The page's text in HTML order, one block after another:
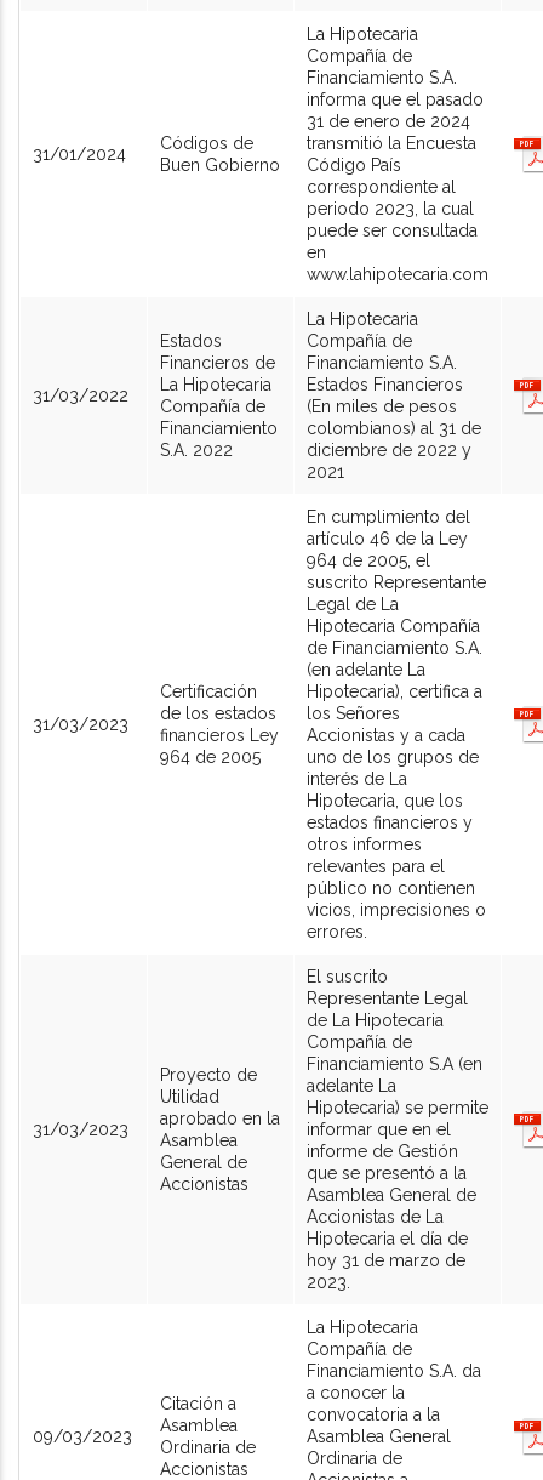
31/01/2024
Códigos de
Buen Gobierno
La Hipotecaria
Compañía de
Financiamiento S.A.
informa que el pasado
31 de enero de 2024
transmitió la Encuesta
Código País
correspondiente al
periodo 2023, la cual
puede ser consultada
en
www.lahipotecaria.com
31/03/2022
Estados
Financieros de
La Hipotecaria
Compañía de
Financiamiento
S.A. 2022
La Hipotecaria
Compañía de
Financiamiento S.A.
Estados Financieros
(En miles de pesos
colombianos) al 31 de
diciembre de 2022 y
2021
31/03/2023
Certificación
de los estados
financieros Ley
964 de 2005
En cumplimiento del
artículo 46 de la Ley
964 de 2005, el
suscrito Representante
Legal de La
Hipotecaria Compañía
de Financiamiento S.A.
(en adelante La
Hipotecaria), certifica a
los Señores
Accionistas y a cada
uno de los grupos de
interés de La
Hipotecaria, que los
estados financieros y
otros informes
relevantes para el
público no contienen
vicios, imprecisiones o
errores.
31/03/2023
Proyecto de
Utilidad
aprobado en la
Asamblea
General de
Accionistas
El suscrito
Representante Legal
de La Hipotecaria
Compañía de
Financiamiento S.A (en
adelante La
Hipotecaria) se permite
informar que en el
informe de Gestión
que se presentó a la
Asamblea General de
Accionistas de La
Hipotecaria el día de
hoy 31 de marzo de
2023.
09/03/2023
Citación a
Asamblea
Ordinaria de
Accionistas
La Hipotecaria
Compañía de
Financiamiento S.A. da
a conocer la
convocatoria a la
Asamblea General
Ordinaria de